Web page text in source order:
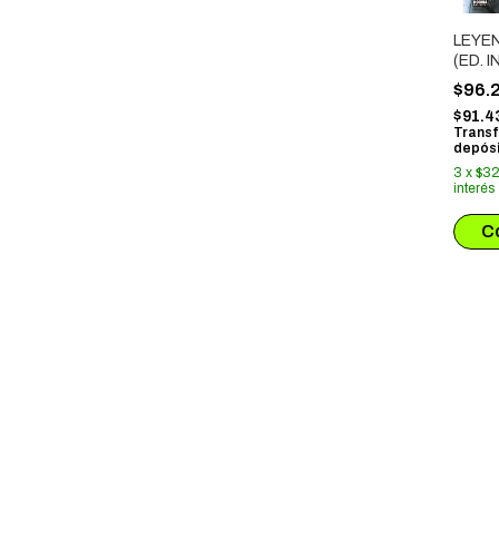
(ED.
3 x
interés